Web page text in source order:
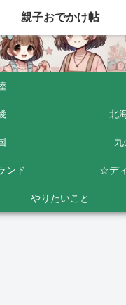
北
ンド ☆デ
やりたいこと
親子おでかけ帖